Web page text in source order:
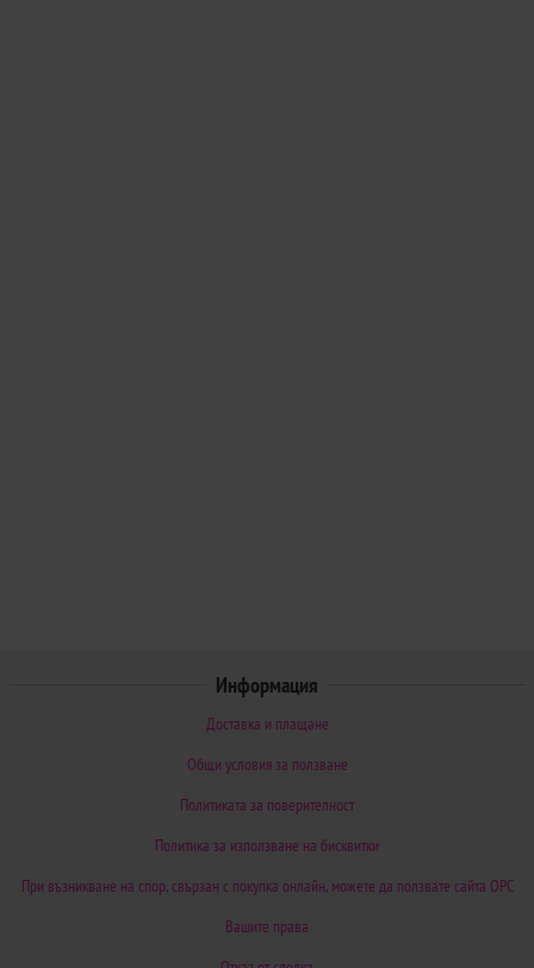
Информация
Доставка и плащане
Общи условия за ползване
Политиката за поверителност
Политика за използване на бисквитки
При възникване на спор, свързан с покупка онлайн, можете да ползвате сайта ОРС
Вашите права